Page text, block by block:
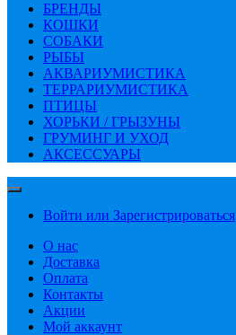
БРЕНДЫ
КОШКИ
СОБАКИ
РЫБЫ
АКВАРИУМИСТИКА
ТЕРРАРИУМИСТИКА
ПТИЦЫ
ХОРЬКИ / ГРЫЗУНЫ
ГРУМИНГ И УХОД
АКСЕССУАРЫ
Войти или Зарегистрироваться
О нас
Доставка
Оплата
Контакты
Акции
Мой аккаунт